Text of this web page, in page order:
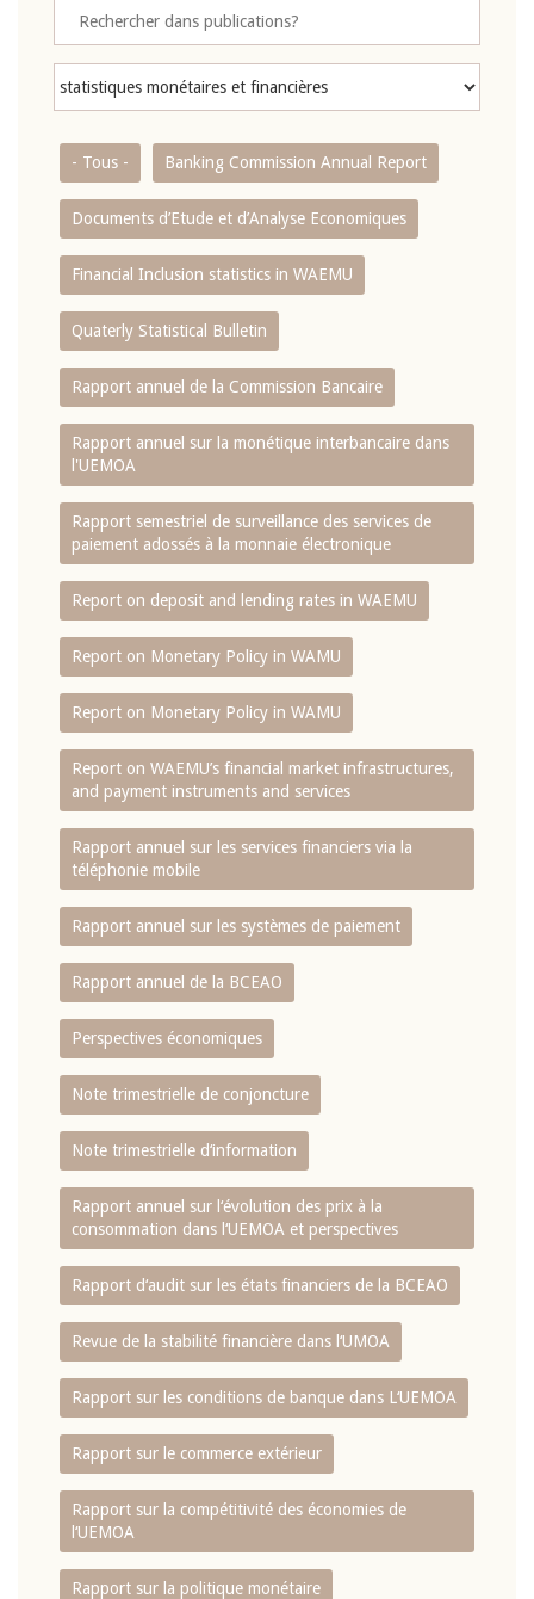
- Tous - Banking Commission Annual Report
Documents d’Etude et d’Analyse Economiques
Financial Inclusion statistics in WAEMU
Quaterly Statistical Bulletin
Rapport annuel de la Commission Bancaire
Rapport annuel sur la monétique interbancaire dans
l'UEMOA
Rapport semestriel de surveillance des services de
paiement adossés à la monnaie électronique
Report on deposit and lending rates in WAEMU
Report on Monetary Policy in WAMU
Report on Monetary Policy in WAMU
Report on WAEMU’s financial market infrastructures,
and payment instruments and services
Rapport annuel sur les services financiers via la
téléphonie mobile
Rapport annuel sur les systèmes de paiement
Rapport annuel de la BCEAO
Perspectives économiques
Note trimestrielle de conjoncture
Note trimestrielle d‘information
Rapport annuel sur l‘évolution des prix à la
consommation dans l‘UEMOA et perspectives
Rapport d‘audit sur les états financiers de la BCEAO
Revue de la stabilité financière dans l‘UMOA
Rapport sur les conditions de banque dans L‘UEMOA
Rapport sur le commerce extérieur
Rapport sur la compétitivité des économies de
l‘UEMOA
Rapport sur la politique monétaire